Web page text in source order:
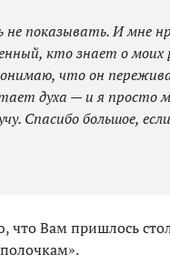
не показывать. И мне
кто знает о
что он
духа — и я просто
Спасибо большое,
что Вам пришлось